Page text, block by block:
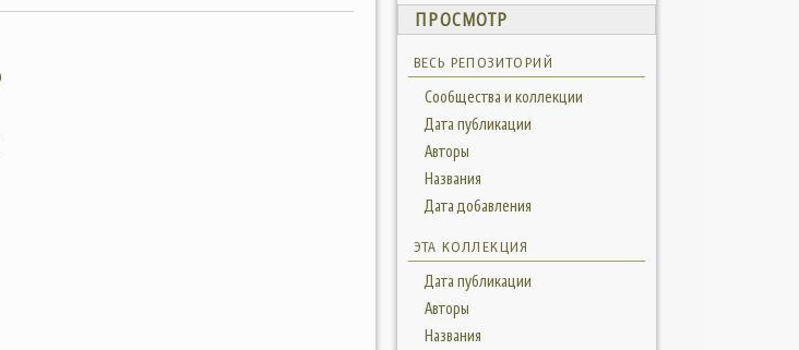
ПРОСМОТР
ВЕСЬ РЕПОЗИТОРИЙ
Сообщества и коллекции
Дата публикации
Авторы
Названия
Дата добавления
ЭТА КОЛЛЕКЦИЯ
Дата публикации
Авторы
Названия